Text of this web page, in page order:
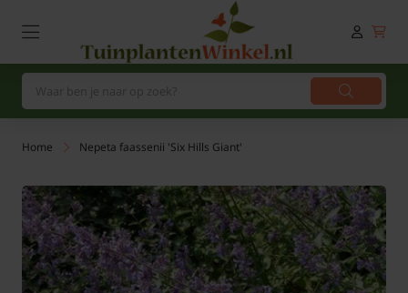
Home Nepeta faassenii 'Six Hills Giant'